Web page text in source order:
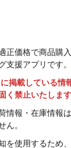
正価格で商品購
支援アプリです。
掲載している情
く禁止いたします
情報・在庫情報
ん。
を使用するため